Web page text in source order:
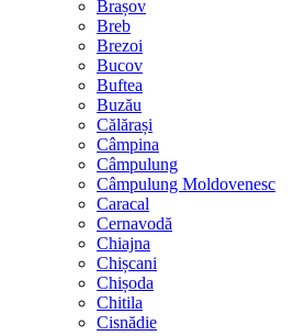
Brașov
Breb
Brezoi
Bucov
Buftea
Buzău
Călărași
Câmpina
Câmpulung
Câmpulung Moldovenesc
Caracal
Cernavodă
Chiajna
Chișcani
Chișoda
Chitila
Cisnădie